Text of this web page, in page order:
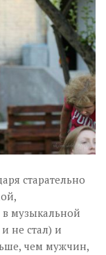
старательно
музыкальной
не стал) и
чем мужчин,